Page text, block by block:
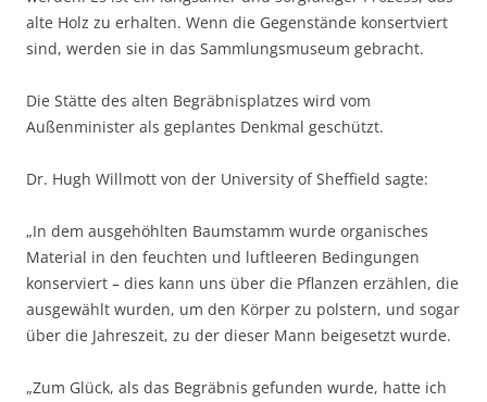
alte Holz zu erhalten. Wenn die Gegenstände konsertviert
sind, werden sie in das Sammlungsmuseum gebracht.
Die Stätte des alten Begräbnisplatzes wird vom
Außenminister als geplantes Denkmal geschützt.
Dr. Hugh Willmott von der University of Sheffield sagte:
„In dem ausgehöhlten Baumstamm wurde organisches
Material in den feuchten und luftleeren Bedingungen
konserviert – dies kann uns über die Pflanzen erzählen, die
ausgewählt wurden, um den Körper zu polstern, und sogar
über die Jahreszeit, zu der dieser Mann beigesetzt wurde.
„Zum Glück, als das Begräbnis gefunden wurde, hatte ich